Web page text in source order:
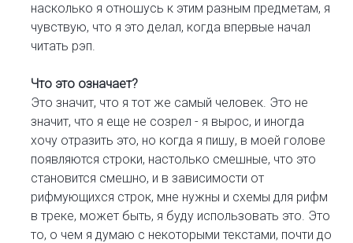
насколько я отношусь к этим разным предметам, я
чувствую, что я это делал, когда впервые начал
читать рэп.
Что это означает?
Это значит, что я тот же самый человек. Это не
значит, что я еще не созрел - я вырос, и иногда
хочу отразить это, но когда я пишу, в моей голове
появляются строки, настолько смешные, что это
становится смешно, и в зависимости от
рифмующихся строк, мне нужны и схемы для рифм
в треке, может быть, я буду использовать это. Это
то, о чем я думаю с некоторыми текстами, почти до